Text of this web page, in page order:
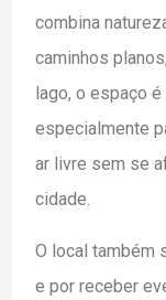
combina
caminhos
lago, o espaço
especialmente
ar livre sem se
cidade.
O local também
e por receber